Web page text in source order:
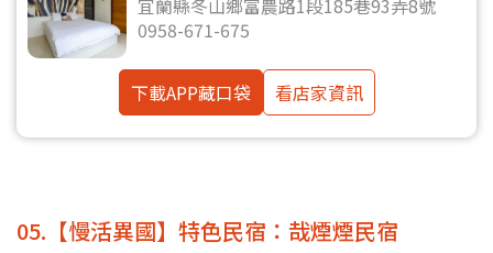
宜蘭縣冬山鄉富農路1段185巷93弄8號
0958-671-675
下載APP藏口袋 看店家資訊
05.【慢活異國】特色民宿：哉煙煙民宿